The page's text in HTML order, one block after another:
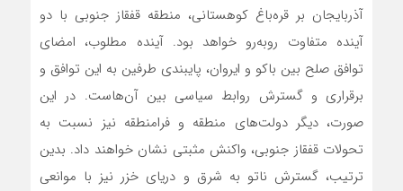
آذربایجان بر قره‌باغ کوهستانی، منطقه قفقاز جنوبی با دو
آینده متفاوت روبه‌رو خواهد بود. آینده مطلوب، امضای
توافق صلح بین باکو و ایروان، پایبندی طرفین به این توافق و
برقراری و گسترش روابط سیاسی بین آن‌هاست. در این
صورت، دیگر دولت‌های منطقه و فرامنطقه نیز نسبت به
تحولات قفقاز جنوبی، واکنش مثبتی نشان خواهند داد. بدین
ترتیب، گسترش ناتو به شرق و دریای خزر نیز با موانعی